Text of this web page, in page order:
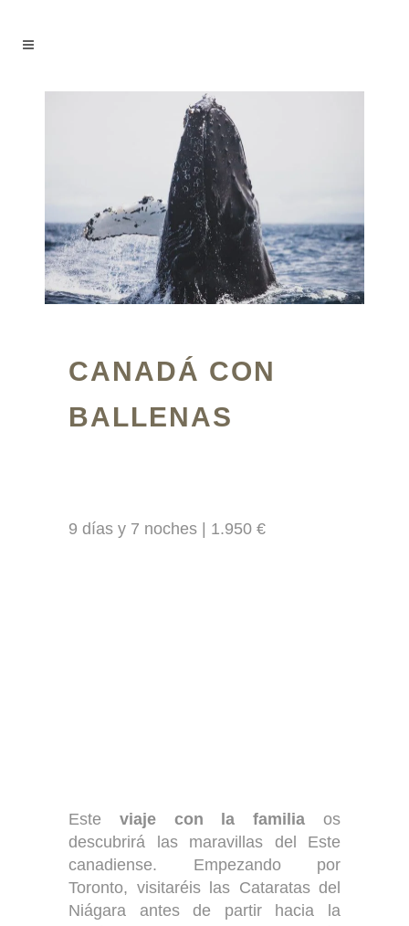
CANADÁ CON
BALLENAS
9 días y 7 noches | 1.950 €
Este viaje con la familia os
descubrirá las maravillas del Este
canadiense. Empezando por
Toronto, visitaréis las Cataratas del
Niágara antes de partir hacia la